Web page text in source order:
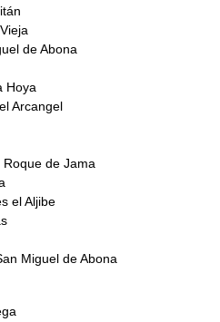
de Abona
Hoya
Arcangel
de Jama
el Aljibe
Miguel de Abona